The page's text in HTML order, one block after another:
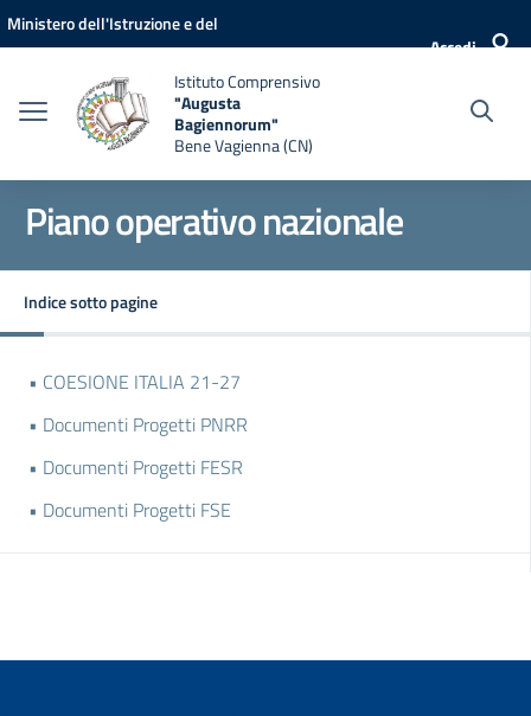
Vai ai contenuti
Vai al menu di navigazione
Vai al footer
Ministero dell'Istruzione e del
Accedi
Istituto Comprensivo
"Augusta
Bagiennorum"
Bene Vagienna (CN)
Piano operativo nazionale
Indice sotto pagine
• COESIONE ITALIA 21-27
• Documenti Progetti PNRR
• Documenti Progetti FESR
• Documenti Progetti FSE